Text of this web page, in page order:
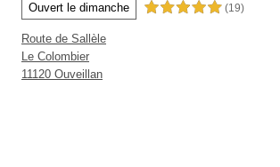
Ouvert le dimanche 5,0 étoiles sur 5 (19)
Route de Sallèle
Le Colombier
11120 Ouveillan